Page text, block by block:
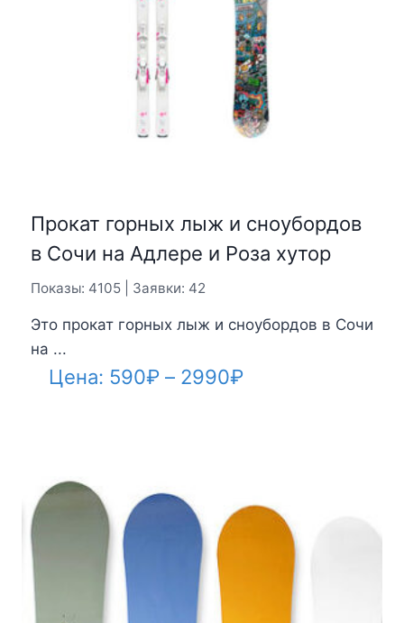
Прокат горных лыж и сноубордов
в Сочи на Адлере и Роза хутор
Показы: 4105 | Заявки: 42
Это прокат горных лыж и сноубордов в Сочи
на ...
Цена: 590₽ – 2990₽Диапазон
2990₽